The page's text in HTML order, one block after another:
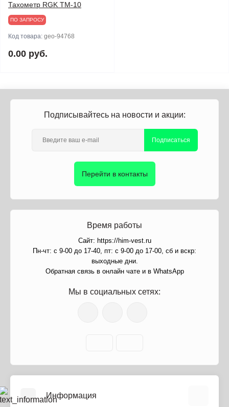
Тахометр RGK TM-10
ПО ЗАПРОСУ
Код товара: geo-94768
0.00 руб.
Подписывайтесь на новости и акции:
Подписаться
Перейти в контакты
Время работы
Сайт: https://him-vest.ru
Пн-чт: с 9-00 до 17-40, пт: с 9-00 до 17-00, сб и вскр:
выходные дни.
Обратная связь в онлайн чате и в WhatsApp
Мы в социальных сетях:
Информация